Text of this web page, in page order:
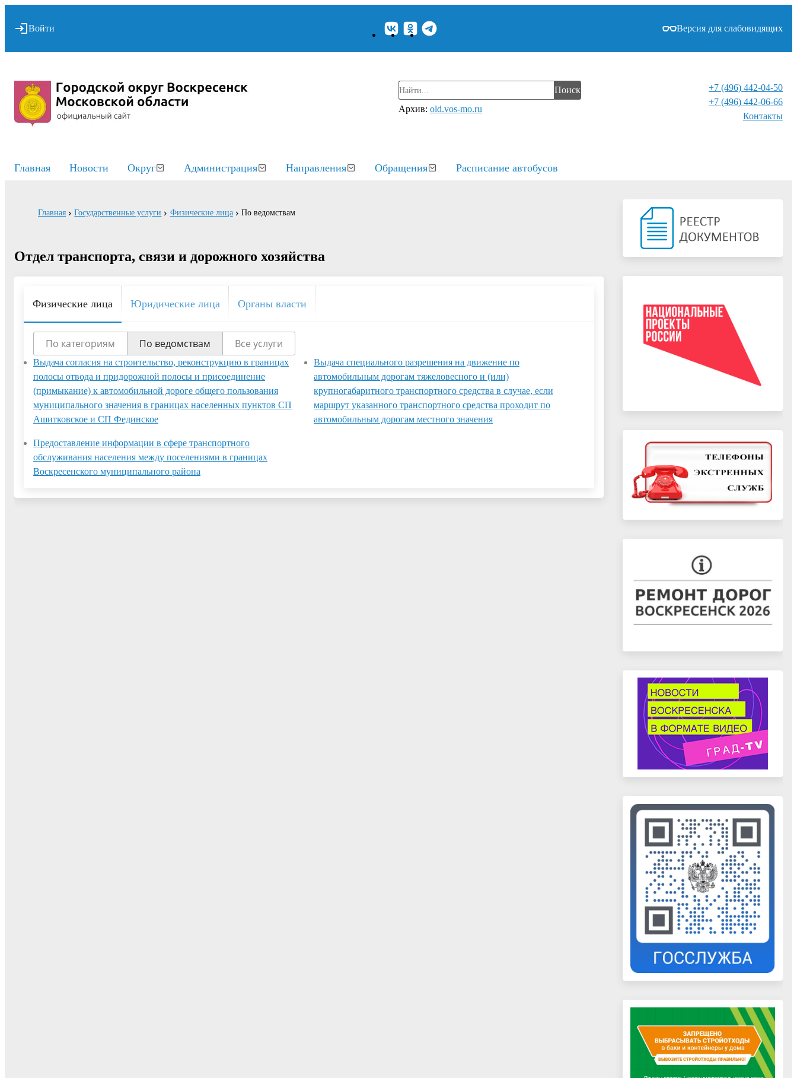
Войти Версия для слабовидящих
Поиск
Архив: old.vos-mo.ru
+7 (496) 442-04-50
+7 (496) 442-06-66
Контакты⁠
Главная Новости Округ Администрация Направления Обращения Расписание автобусов
Главная Государственные услуги Физические лица По ведомствам
Отдел транспорта, связи и дорожного хозяйства
Физические лица Юридические лица Органы власти
По категориям По ведомствам Все услуги
Выдача согласия на строительство, реконструкцию в границах
полосы отвода и придорожной полосы и присоединение
(примыкание) к автомобильной дороге общего пользования
муниципального значения в границах населенных пунктов СП
Ашитковское и СП Фединское
Выдача специального разрешения на движение по
автомобильным дорогам тяжеловесного и (или)
крупногабаритного транспортного средства в случае, если
маршрут указанного транспортного средства проходит по
автомобильным дорогам местного значения
Предоставление информации в сфере транспортного
обслуживания населения между поселениями в границах
Воскресенского муниципального района